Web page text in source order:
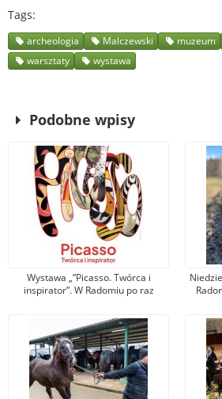
Tags
archeologia Malczewski muzeum
warsztaty
wystawa
Podobne wpisy
Wystawa „”Picasso. Twórca i
inspirator”. W Radomiu po raz
legendarnego artysty